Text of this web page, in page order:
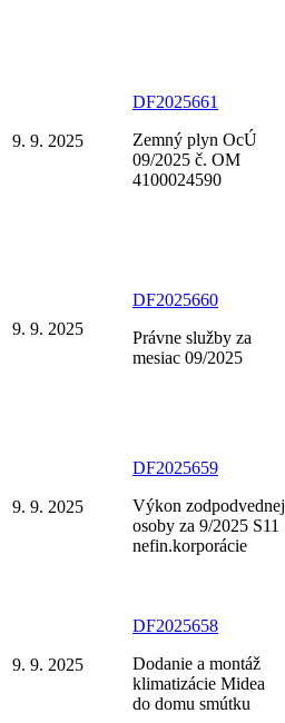
9. 9. 2025
DF2025661
Zemný plyn OcÚ
09/2025 č. OM
4100024590
9. 9. 2025
DF2025660
Právne služby za
mesiac 09/2025
9. 9. 2025
DF2025659
Výkon zodpodvednej
osoby za 9/2025 S11
nefin.korporácie
9. 9. 2025
DF2025658
Dodanie a montáž
klimatizácie Midea
do domu smútku